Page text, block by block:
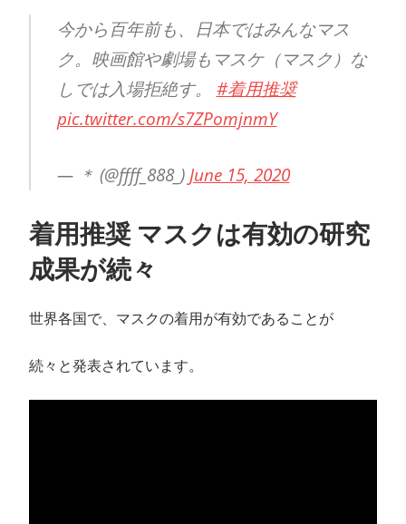
今から百年前も、日本ではみんなマス
ク。映画館や劇場もマスケ（マスク）な
しでは入場拒絶す。 #着用推奨
pic.twitter.com/s7ZPomjnmY
— ＊ (@ffff_888_) June 15, 2020
着用推奨 マスクは有効の研究
成果が続々
世界各国で、マスクの着用が有効であることが
続々と発表されています。